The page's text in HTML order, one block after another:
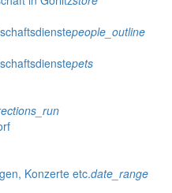
people_outline
pets
Konzerte etc.date_range